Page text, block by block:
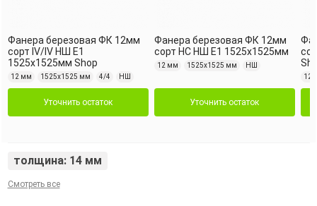
Фанера березовая ФК 12мм
сорт IV/IV НШ Е1
1525х1525мм Shop
12 мм 1525х1525 мм 4/4 НШ
Уточнить остаток
Фанера березовая ФК 12мм
сорт НС НШ Е1 1525х1525мм
12 мм 1525х1525 мм НШ
Уточнить остаток
12
толщина: 14 мм
Смотреть все